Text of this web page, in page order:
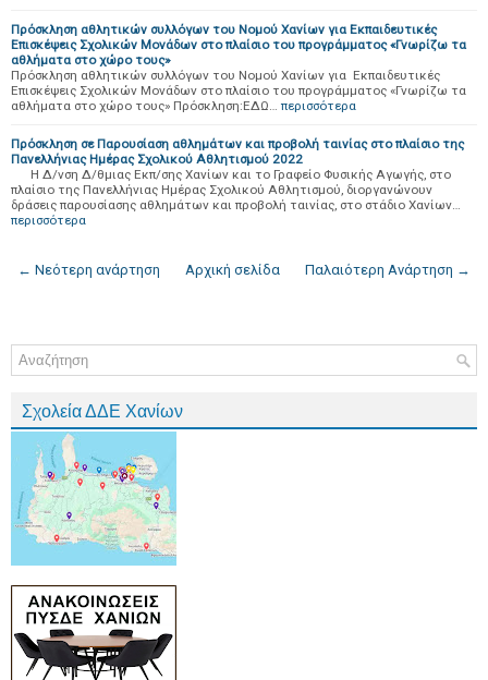
Πρόσκληση αθλητικών συλλόγων του Νομού Χανίων για Εκπαιδευτικές
Επισκέψεις Σχολικών Μονάδων στο πλαίσιο του προγράμματος «Γνωρίζω τα
αθλήματα στο χώρο τους»
Πρόσκληση αθλητικών συλλόγων του Νομού Χανίων για Εκπαιδευτικές
Επισκέψεις Σχολικών Μονάδων στο πλαίσιο του προγράμματος «Γνωρίζω τα
αθλήματα στο χώρο τους» Πρόσκληση:ΕΔΩ… περισσότερα
Πρόσκληση σε Παρουσίαση αθλημάτων και προβολή ταινίας στο πλαίσιο της
Πανελλήνιας Ημέρας Σχολικού Αθλητισμού 2022
Η Δ/νση Δ/θμιας Εκπ/σης Χανίων και το Γραφείο Φυσικής Αγωγής, στο
πλαίσιο της Πανελλήνιας Ημέρας Σχολικού Αθλητισμού, διοργανώνουν
δράσεις παρουσίασης αθλημάτων και προβολή ταινίας, στο στάδιο Χανίων…
περισσότερα
← Νεότερη ανάρτηση Παλαιότερη Ανάρτηση →
Αρχική σελίδα
Σχολεία ΔΔΕ Χανίων